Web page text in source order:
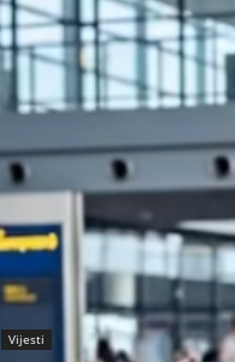
Vijesti